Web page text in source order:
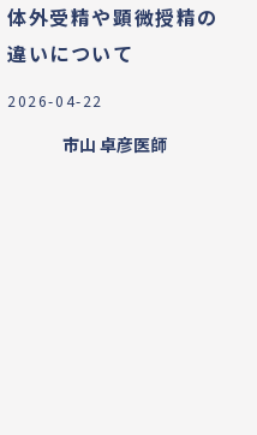
体外受精や顕微授精の
違いについて
2026-04-22
市山 卓彦医師